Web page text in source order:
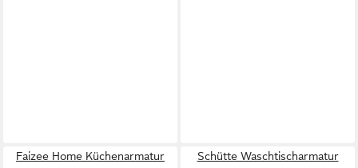
Faizee Home Küchenarmatur
Schütte Waschtischarmatur